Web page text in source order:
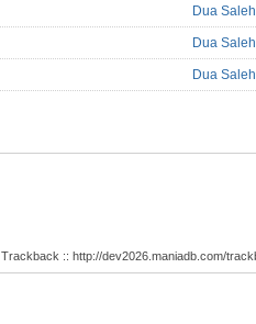
Dua Saleh
Dua Saleh
Dua Saleh
Trackback :: http://dev2026.maniadb.com/